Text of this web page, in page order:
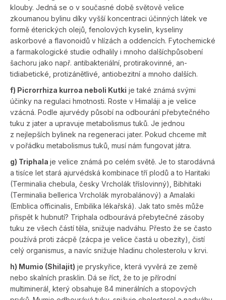
klouby. Jedná se o v současné době světově velice
zkoumanou bylinu díky vyšší koncentraci účinných látek ve
formě éterických olejů, fenolových kyselin, kyseliny
askorbové a flavonoidů v hlízách a oddencích. Fy­tochemické
a farmakologické studie odhalily i mnoho dalšíchpůsobení
šachoru jako např. antibakteriální, protirakovinné, an­
tidiabetické, protizánětlivé, antiobezitní a mnoho dalších.
f) Picrorrhiza kurroa neboli Kutki je také známá svými
účinky na regulaci hmotnosti. Roste v Himaláji a je velice
vzácná. Podle ajurvédy působí na odbourání přebytečného
tuku z jater a upravuje meta­bolismus tuků. Je jednou
z nejlepších bylinek na regeneraci jater. Pokud chceme mít
v pořádku metabolismus tuků, musí nám fungovat já­tra.
g) Triphala je velice známá po celém světě. Je to starodávná
a tisíce let stará ajurvédská kombinace tří plodů a to Haritaki
(Terminalia che­bula, česky Vrcholák tříslovinný), Bibhitaki
(Terminalia bellerica Vrcholák myrobalánový) a Amalaki
(Emblica officinalis, Embilika lékař­ská). Jak tato směs může
přispět k hubnutí? Triphala odbourává pře­bytečné zásoby
tuku ze všech částí těla, snižuje nadváhu. Přesto že se často
používá proti zácpě (zácpa je velice častá u obezity), čistí
celý organismus, a navíc snižuje hladinu choles­terolu v krvi.
h) Mumio (Shilajit) je pryskyřice, která vyvěrá ze země
nebo skalních prasklin. Dá se říct, že to je přírodní
multiminerál, který obsahuje 84 minerálních a stopových